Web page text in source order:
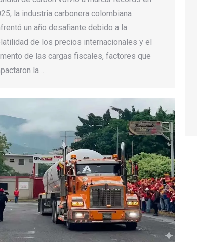
la industria carbonera colombiana
un año desafiante debido a la
de los precios internacionales y el
de las cargas fiscales, factores que
la…